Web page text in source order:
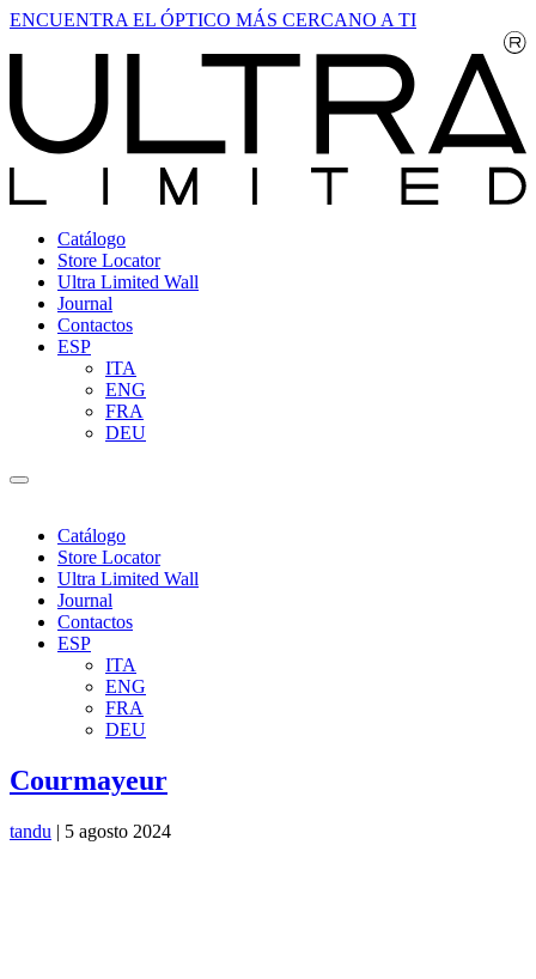
ENCUENTRA EL ÓPTICO MÁS CERCANO A TI
Catálogo
Store Locator
Ultra Limited Wall
Journal
Contactos
ESP
ITA
ENG
FRA
DEU
Catálogo
Store Locator
Ultra Limited Wall
Journal
Contactos
ESP
ITA
ENG
FRA
DEU
Courmayeur
tandu | 5 agosto 2024